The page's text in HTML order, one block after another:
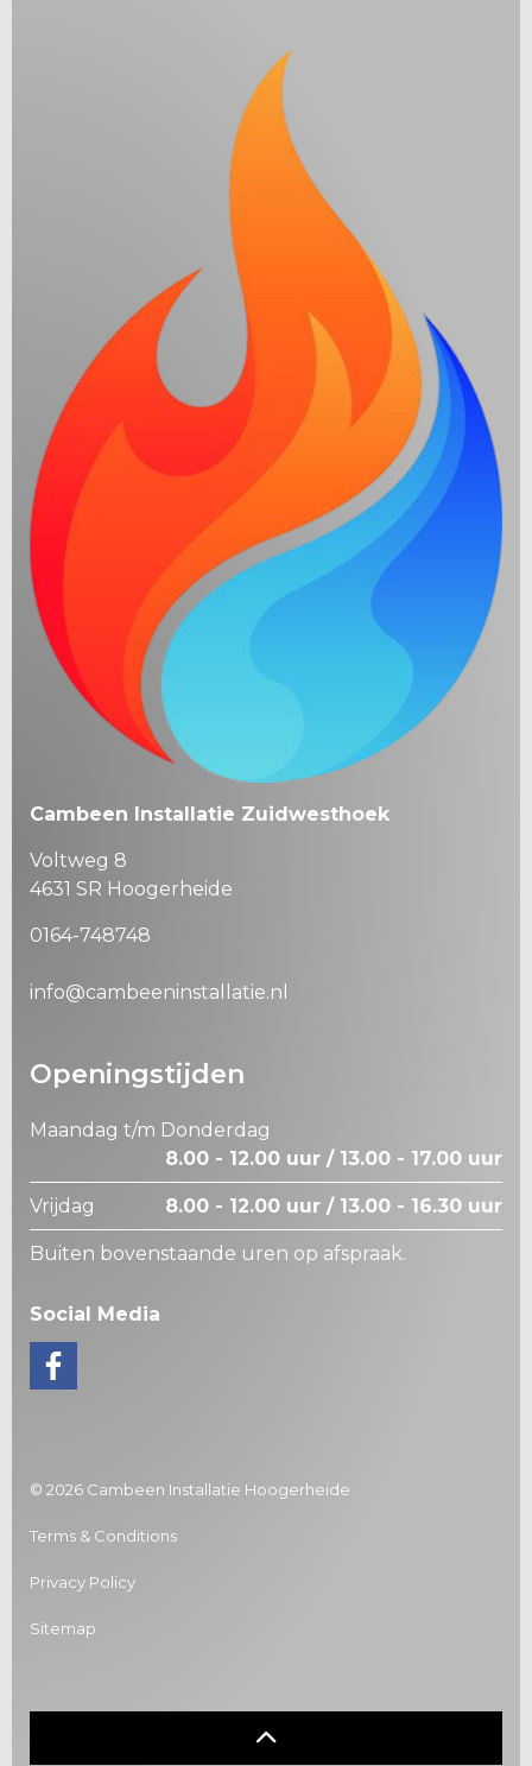
Cambeen Installatie Zuidwesthoek
Voltweg 8
4631 SR Hoogerheide
0164-748748
info@cambeeninstallatie.nl
Openingstijden
Maandag t/m Donderdag
8.00 - 12.00 uur / 13.00 - 17.00 uur
Vrijdag 8.00 - 12.00 uur / 13.00 - 16.30 uur
Buiten bovenstaande uren op afspraak.
Social Media
© 2026 Cambeen Installatie Hoogerheide
Terms & Conditions
Privacy Policy
Sitemap